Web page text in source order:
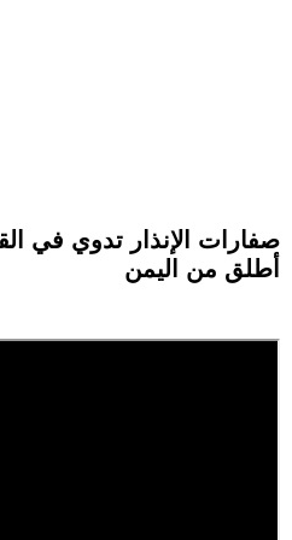
صفارات الإنذار تدوي في
أطلق من اليمن